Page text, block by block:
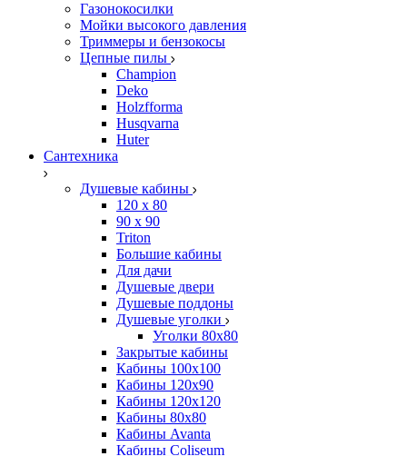
Газонокосилки
Мойки высокого давления
Триммеры и бензокосы
Цепные пилы
Champion
Deko
Holzfforma
Husqvarna
Huter
Сантехника
Душевые кабины
120 x 80
90 х 90
Triton
Большие кабины
Для дачи
Душевые двери
Душевые поддоны
Душевые уголки
Уголки 80х80
Закрытые кабины
Кабины 100x100
Кабины 120x90
Кабины 120х120
Кабины 80х80
Кабины Avanta
Кабины Coliseum